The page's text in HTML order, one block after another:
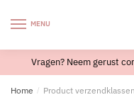
MENU
Vragen? Neem gerust
Home / Product verzendklassen